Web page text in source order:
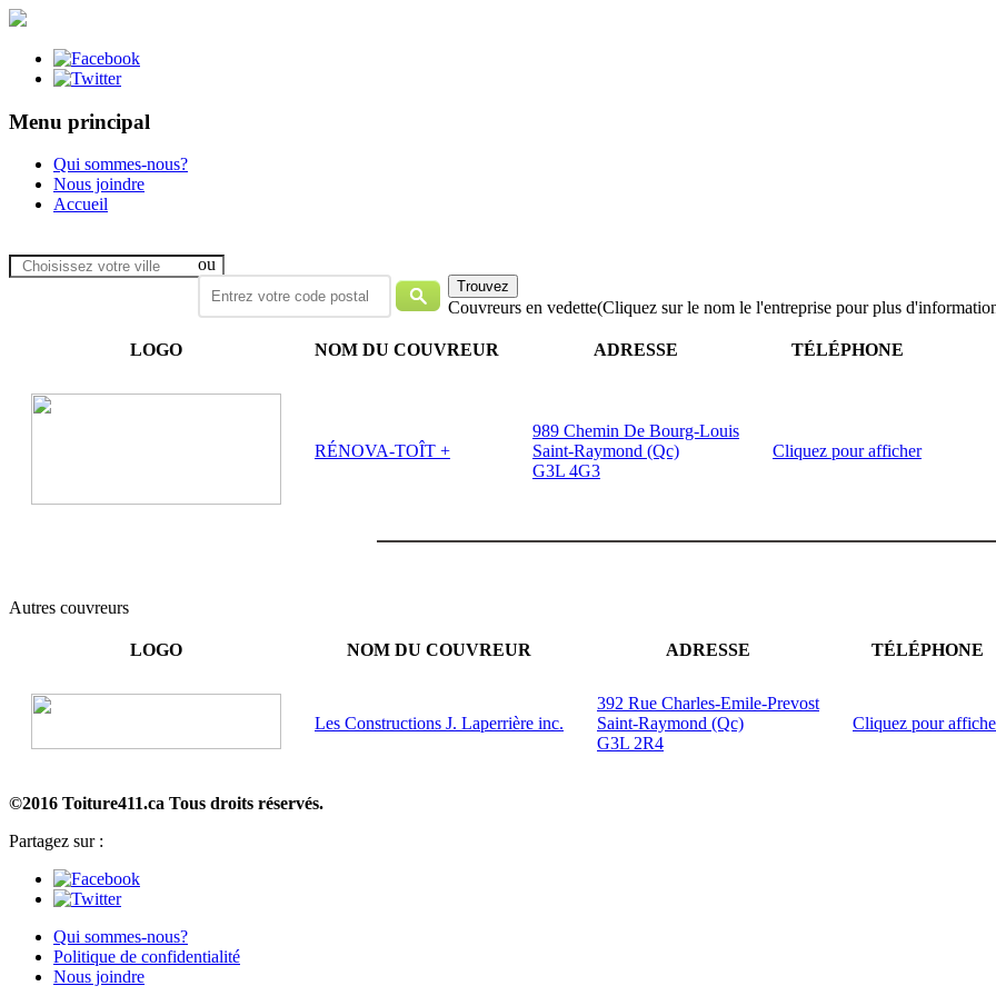
Menu principal
Qui sommes-nous?
Nous joindre
Accueil
ou
Couvreurs en vedette(Cliquez sur le nom le l'entreprise pour plus
LOGO NOM DU COUVREUR ADRESSE TÉLÉPHONE
RÉNOVA-TOÎT +
989 Chemin De Bourg-Louis
Saint-Raymond (Qc)
G3L 4G3
Cliquez pour afficher
Autres couvreurs
LOGO NOM DU COUVREUR ADRESSE TÉLÉPHONE
Les Constructions J. Laperrière inc.
392 Rue Charles-Emile-Prevost
Saint-Raymond (Qc)
G3L 2R4
Cliquez pour
©2016 Toiture411.ca Tous droits réservés.
Partagez sur :
Qui sommes-nous?
Politique de confidentialité
Nous joindre